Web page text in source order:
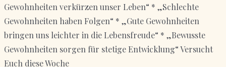
Gewohnheiten verkürzen unser Leben“ * „Schlechte
Gewohnheiten haben Folgen“ * „Gute Gewohnheiten
bringen uns leichter in die Lebensfreude“ * „Bewusste
Gewohnheiten sorgen für stetige Entwicklung“ Versucht
Euch diese Woche